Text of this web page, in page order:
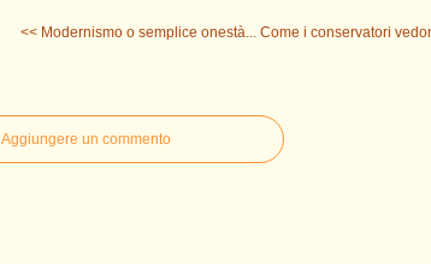
<< Modernismo o semplice onestà... Come i conservatori
Aggiungere un commento